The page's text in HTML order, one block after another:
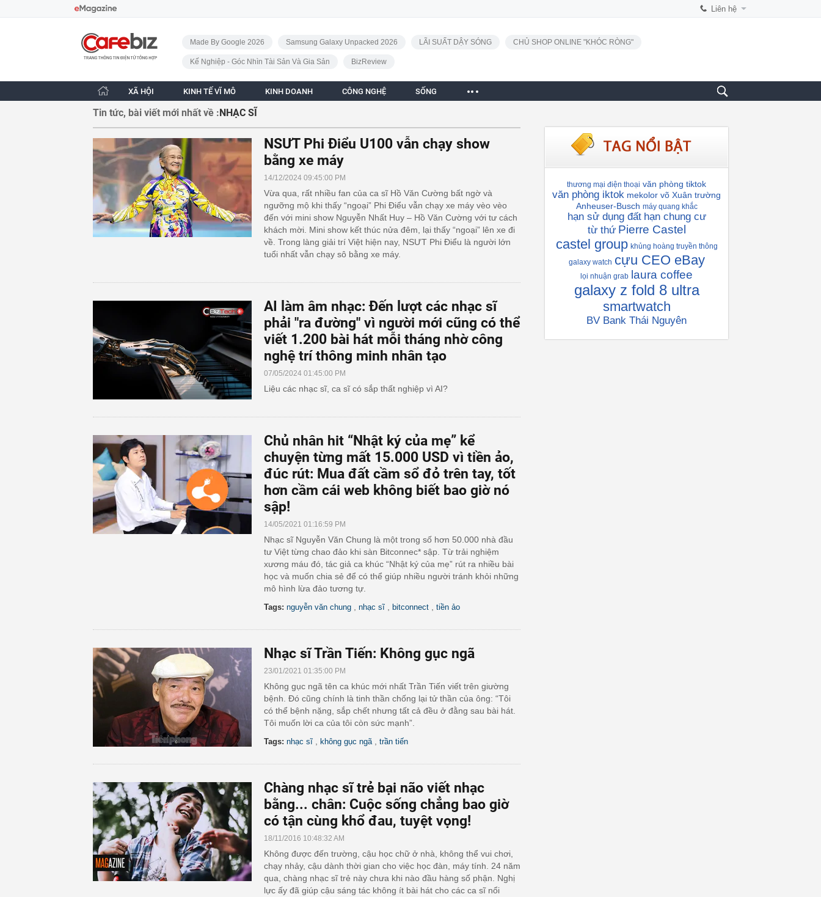
Liên hệ
CafeBiz - Trang chủ
Made By Google 2026
Samsung Galaxy Unpacked 2026 LÃI SUẤT DẬY SÓNG CHỦ SHOP ONLINE "KHÓC RÒNG"
Kế Nghiệp - Góc Nhìn Tài Sản Và Gia Sản BizReview
XÃ HỘI KINH TẾ VĨ MÔ KINH DOANH CÔNG NGHỆ SỐNG
Tin tức, bài viết mới nhất về :NHẠC SĨ
NSƯT Phi Điểu U100 vẫn chạy show
bằng xe máy
14/12/2024 09:45:00 PM
Vừa qua, rất nhiều fan của ca sĩ Hồ Văn Cường bất ngờ và
ngưỡng mộ khi thấy “ngoại” Phi Điểu vẫn chạy xe máy vèo vèo
đến với mini show Nguyễn Nhất Huy – Hồ Văn Cường với tư cách
khách mời. Mini show kết thúc nửa đêm, lại thấy “ngoại” lên xe đi
về. Trong làng giải trí Việt hiện nay, NSƯT Phi Điểu là người lớn
tuổi nhất vẫn chạy sô bằng xe máy.
AI làm âm nhạc: Đến lượt các nhạc sĩ
phải "ra đường" vì người mới cũng có thể
viết 1.200 bài hát mỗi tháng nhờ công
nghệ trí thông minh nhân tạo
07/05/2024 01:45:00 PM
Liệu các nhạc sĩ, ca sĩ có sắp thất nghiệp vì AI?
Chủ nhân hit “Nhật ký của mẹ” kể
chuyện từng mất 15.000 USD vì tiền ảo,
đúc rút: Mua đất cầm sổ đỏ trên tay, tốt
hơn cầm cái web không biết bao giờ nó
sập!
14/05/2021 01:16:59 PM
Nhạc sĩ Nguyễn Văn Chung là một trong số hơn 50.000 nhà đầu
tư Việt từng chao đảo khi sàn Bitconnec* sập. Từ trải nghiệm
xương máu đó, tác giả ca khúc “Nhật ký của mẹ” rút ra nhiều bài
học và muốn chia sẻ để có thể giúp nhiều người tránh khỏi những
mô hình lừa đảo tương tự.
Tags: nguyễn văn chung nhạc sĩ bitconnect tiền ảo
Nhạc sĩ Trần Tiến: Không gục ngã
23/01/2021 01:35:00 PM
Không gục ngã tên ca khúc mới nhất Trần Tiến viết trên giường
bệnh. Ðó cũng chính là tinh thần chống lại tử thần của ông: “Tôi
có thể bệnh nặng, sắp chết nhưng tất cả đều ở đằng sau bài hát.
Tôi muốn lời ca của tôi còn sức mạnh”.
Tags: nhạc sĩ không gục ngã trần tiến
Chàng nhạc sĩ trẻ bại não viết nhạc
bằng... chân: Cuộc sống chẳng bao giờ
có tận cùng khổ đau, tuyệt vọng!
18/11/2016 10:48:32 AM
Không được đến trường, cậu học chữ ở nhà, không thể vui chơi,
chạy nhảy, cậu dành thời gian cho việc học đàn, máy tính. 24 năm
qua, chàng nhạc sĩ trẻ này chưa khi nào đầu hàng số phận. Nghị
lực ấy đã giúp cậu sáng tác không ít bài hát cho các ca sĩ nổi
thương mại điện thoại văn phòng tiktok
văn phòng iktok mekolor võ Xuân trường
Anheuser-Busch máy quang khắc
hạn sử dụng đất hạn chung cư
từ thứ Pierre Castel
castel group khủng hoàng truyền thông
galaxy watch cựu CEO eBay
lọi nhuận grab laura coffee
galaxy z fold 8 ultra
smartwatch
BV Bank Thái Nguyên